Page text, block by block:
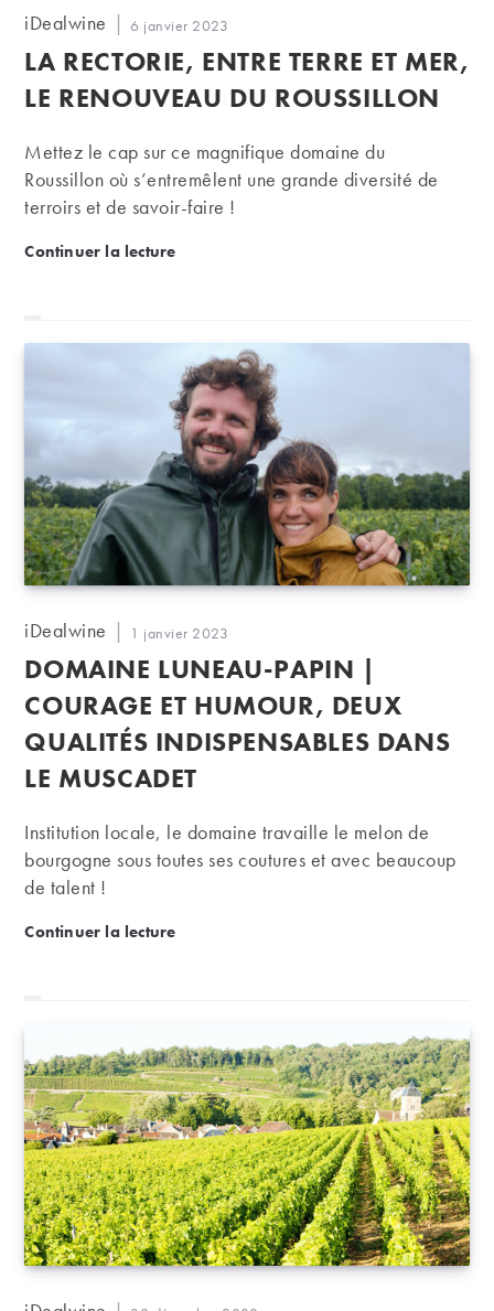
Auteur/autrice
la
publication :
iDealwine
Publication
publiée :
6 janvier 2023
LA RECTORIE, ENTRE TERRE ET MER,
LE RENOUVEAU DU ROUSSILLON
Mettez le cap sur ce magnifique domaine du
Roussillon où s’entremêlent une grande diversité de
terroirs et de savoir-faire !
Continuer la lectureLa Rectorie, entre terre et mer, le renouveau du
Auteur/autrice
la
publication :
iDealwine
Publication
publiée :
1 janvier 2023
DOMAINE LUNEAU-PAPIN |
COURAGE ET HUMOUR, DEUX
QUALITÉS INDISPENSABLES DANS
LE MUSCADET
Institution locale, le domaine travaille le melon de
bourgogne sous toutes ses coutures et avec beaucoup
de talent !
Continuer la lectureDomaine Luneau-Papin | Courage et humour,
Auteur/autrice